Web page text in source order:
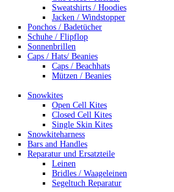
Sweatshirts / Hoodies
Jacken / Windstopper
Ponchos / Badetücher
Schuhe / Flipflop
Sonnenbrillen
Caps / Hats/ Beanies
Caps / Beachhats
Mützen / Beanies
Snowkites
Open Cell Kites
Closed Cell Kites
Single Skin Kites
Snowkiteharness
Bars and Handles
Reparatur und Ersatzteile
Leinen
Bridles / Waageleinen
Segeltuch Reparatur